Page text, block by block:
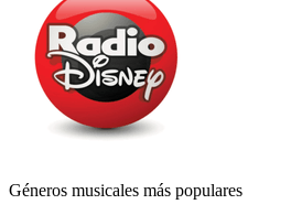
Géneros musicales más populares